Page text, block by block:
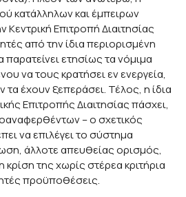
κατάλληλων και έμπειρων
Κεντρική Επιτροπή Διαιτησίας
από την ίδια περιορισμένη
ετησίως τα νόμιμα
να τους κρατήσει εν ενεργεία,
έχουν ξεπεράσει. Τέλος, η ίδια
Επιτροπής Διαιτησίας πάσχει,
– ο σχετικός
να επιλέγει το σύστημα
άλλοτε απευθείας ορισμός,
κρίση της χωρίς στέρεα κριτήρια
προϋποθέσεις.